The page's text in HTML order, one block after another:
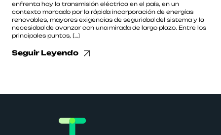
enfrenta hoy la transmisión eléctrica en el país, en un
contexto marcado por la rápida incorporación de energías
renovables, mayores exigencias de seguridad del sistema y la
necesidad de avanzar con una mirada de largo plazo. Entre los
principales puntos, […]
Seguir Leyendo